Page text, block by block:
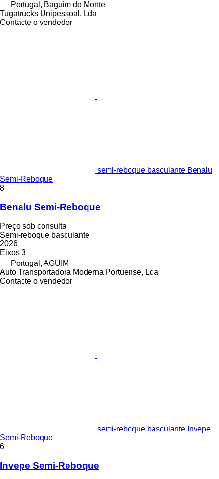
Portugal, Baguim do Monte
Tugatrucks Unipessoal, Lda
Contacte o vendedor
semi-reboque basculante Benalu
Semi-Reboque
8
Benalu Semi-Reboque
Preço sob consulta
Semi-reboque basculante
2026
Eixos 3
Portugal, AGUIM
Auto Transportadora Moderna Portuense, Lda
Contacte o vendedor
semi-reboque basculante Invepe
Semi-Reboque
6
Invepe Semi-Reboque